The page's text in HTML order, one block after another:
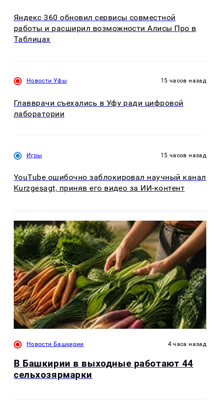
Яндекс 360 обновил сервисы совместной
работы и расширил возможности Алисы Про в
Таблицах
Новости Уфы 15 часов назад
Главврачи съехались в Уфу ради цифровой
лаборатории
Игры 15 часов назад
YouTube ошибочно заблокировал научный канал
Kurzgesagt, приняв его видео за ИИ-контент
Новости Башкирии 4 часа назад
В Башкирии в выходные работают 44
сельхозярмарки